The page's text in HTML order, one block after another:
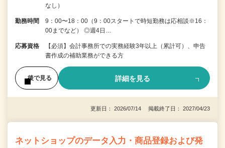
なし）
勤務時間
9：00〜18：00（9：00スタートで時短勤務は応相談※16：
00までなど） ◎週4日…
応募資格
【必須】会計事務所での実務経験3年以上（累計可）、申告
書作成の補助業務ができる方
後で見る 詳細を見る
更新日： 2026/07/14 掲載終了日： 2027/04/23
ネットショップのデータ入力・商品登録および発